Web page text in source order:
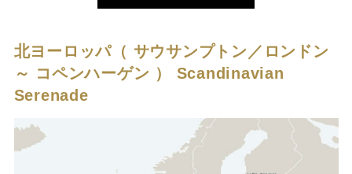
北ヨーロッパ（ サウサンプトン／ロンドン
～ コペンハーゲン ） Scandinavian
Serenade